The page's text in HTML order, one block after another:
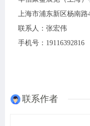
上海市浦东新区杨南路
联系人：张宏伟
手机号： 19116392816
联系作者